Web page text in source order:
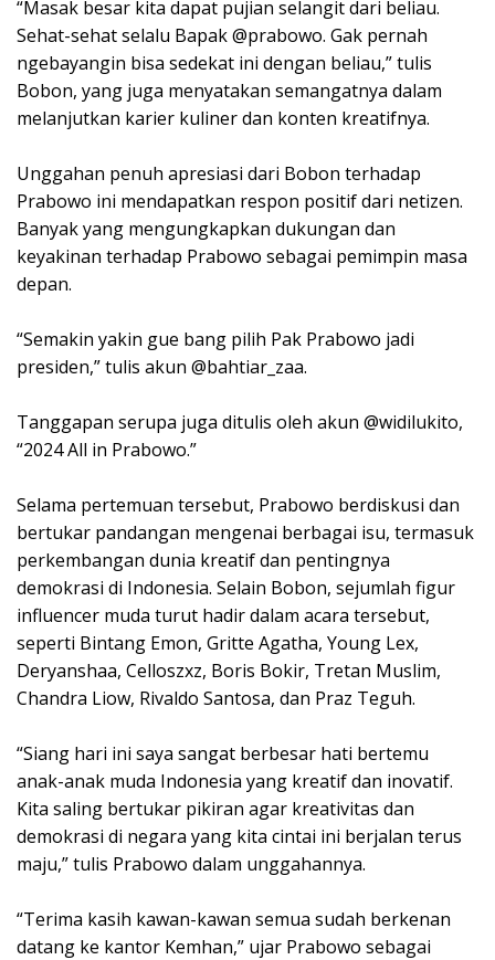
“Masak besar kita dapat pujian selangit dari beliau.
Sehat-sehat selalu Bapak @prabowo. Gak pernah
ngebayangin bisa sedekat ini dengan beliau,” tulis
Bobon, yang juga menyatakan semangatnya dalam
melanjutkan karier kuliner dan konten kreatifnya.
Unggahan penuh apresiasi dari Bobon terhadap
Prabowo ini mendapatkan respon positif dari netizen.
Banyak yang mengungkapkan dukungan dan
keyakinan terhadap Prabowo sebagai pemimpin masa
depan.
“Semakin yakin gue bang pilih Pak Prabowo jadi
presiden,” tulis akun @bahtiar_zaa.
Tanggapan serupa juga ditulis oleh akun @widilukito,
“2024 All in Prabowo.”
Selama pertemuan tersebut, Prabowo berdiskusi dan
bertukar pandangan mengenai berbagai isu, termasuk
perkembangan dunia kreatif dan pentingnya
demokrasi di Indonesia. Selain Bobon, sejumlah figur
influencer muda turut hadir dalam acara tersebut,
seperti Bintang Emon, Gritte Agatha, Young Lex,
Deryanshaa, Celloszxz, Boris Bokir, Tretan Muslim,
Chandra Liow, Rivaldo Santosa, dan Praz Teguh.
“Siang hari ini saya sangat berbesar hati bertemu
anak-anak muda Indonesia yang kreatif dan inovatif.
Kita saling bertukar pikiran agar kreativitas dan
demokrasi di negara yang kita cintai ini berjalan terus
maju,” tulis Prabowo dalam unggahannya.
“Terima kasih kawan-kawan semua sudah berkenan
datang ke kantor Kemhan,” ujar Prabowo sebagai